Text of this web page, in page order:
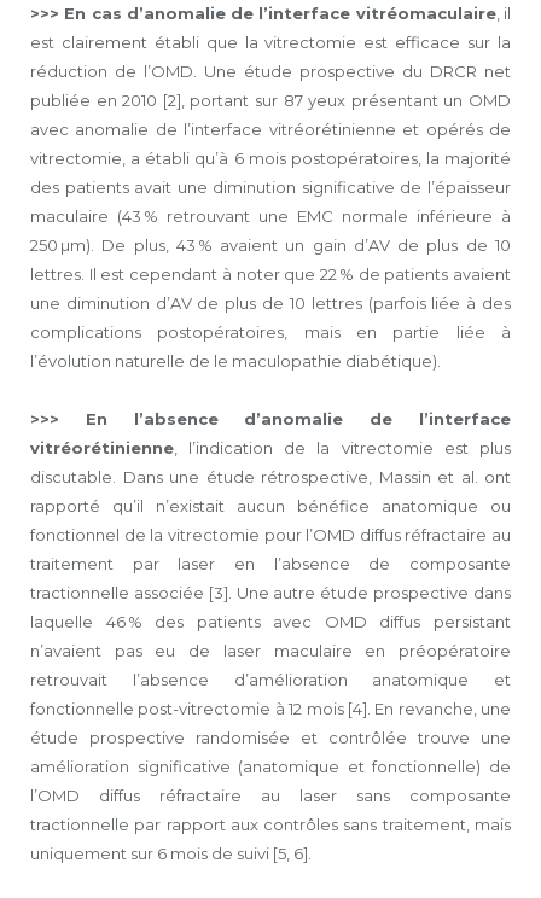
>>> En cas d’anomalie de l’interface vitréomaculaire, il
est clairement établi que la vitrectomie est efficace sur la
réduction de l’OMD. Une étude prospective du DRCR net
publiée en 2010 [2], portant sur 87 yeux présentant un OMD
avec anomalie de l’interface vitréorétinienne et opérés de
vitrectomie, a établi qu’à 6 mois postopératoires, la majorité
des patients avait une diminution significative de l’épaisseur
maculaire (43 % retrouvant une EMC normale inférieure à
250 µm). De plus, 43 % avaient un gain d’AV de plus de 10
lettres. Il est cependant à noter que 22 % de patients avaient
une diminution d’AV de plus de 10 lettres (parfois liée à des
complications postopératoires, mais en partie liée à
l’évolution naturelle de le maculopathie diabétique).
>>> En l’absence d’anomalie de l’interface
vitréorétinienne, l’indication de la vitrectomie est plus
discutable. Dans une étude rétrospective, Massin et al. ont
rapporté qu’il n’existait aucun bénéfice anatomique ou
fonctionnel de la vitrectomie pour l’OMD diffus réfractaire au
traitement par laser en l’absence de composante
tractionnelle associée [3]. Une autre étude prospective dans
laquelle 46 % des patients avec OMD diffus persistant
n’avaient pas eu de laser maculaire en préopératoire
retrouvait l’absence d’amélioration anatomique et
fonctionnelle post-vitrectomie à 12 mois [4]. En revanche, une
étude prospective randomisée et contrôlée trouve une
amélioration significative (anatomique et fonctionnelle) de
l’OMD diffus réfractaire au laser sans composante
tractionnelle par rapport aux contrôles sans traitement, mais
uniquement sur 6 mois de suivi [5, 6].